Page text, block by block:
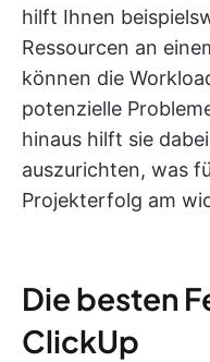
hilft Ihnen
Ressourcen an
können die
potenzielle
hinaus hilft sie
auszurichten, was
Projekterfolg am
Die besten
ClickUp